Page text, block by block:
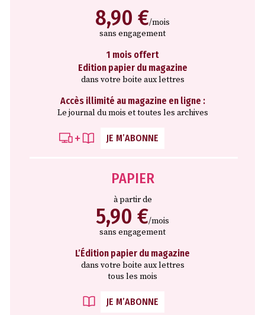
8,90 €/mois
sans engagement
1 mois offert
Edition papier du magazine
dans votre boite aux lettres
Accès illimité au magazine en ligne :
Le journal du mois et toutes les archives
JE M’ABONNE
PAPIER
à partir de
5,90 €/mois
sans engagement
L’Édition papier du magazine
dans votre boite aux lettres
tous les mois
JE M’ABONNE